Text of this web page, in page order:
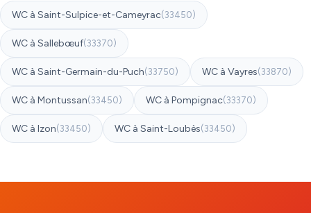
WC à Saint-Sulpice-et-Cameyrac(33450)
WC à Sallebœuf(33370)
WC à Saint-Germain-du-Puch(33750) WC à Vayres(33870)
WC à Montussan(33450) WC à Pompignac(33370)
WC à Izon(33450) WC à Saint-Loubès(33450)